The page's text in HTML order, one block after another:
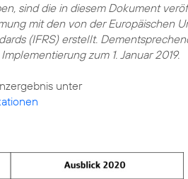
sind die in diesem Dokument
mit den von der Europäischen
(IFRS) erstellt.
zum 1. Januar 2019.